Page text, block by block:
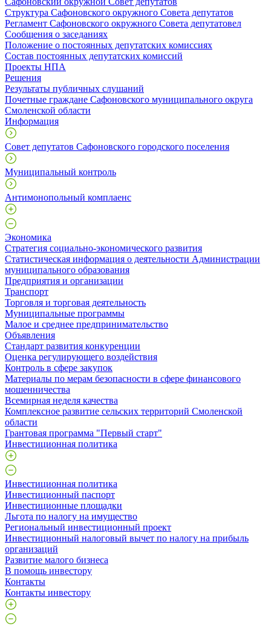
Структура Сафоновского окружного Совета депутатов
Регламент Сафоновского окружного Совета депутатовел
Сообщения о заседаниях
Положение о постоянных депутатских комиссиях
Состав постоянных депутатских комиссий
Проекты НПА
Решения
Результаты публичных слушаний
Почетные граждане Сафоновского муниципального округа
Смоленской области
Информация
Совет депутатов Сафоновского городского поселения
Муниципальный контроль
Антимонопольный комплаенс
Экономика
Стратегия социально-экономического развития
Статистическая информация о деятельности Администрации
муниципального образования
Предприятия и организации
Транспорт
Торговля и торговая деятельность
Муниципальные программы
Малое и среднее предпринимательство
Объявления
Стандарт развития конкуренции
Оценка регулирующего воздействия
Контроль в сфере закупок
Материалы по мерам безопасности в сфере финансового
мошенничества
Всемирная неделя качества
Комплексное развитие сельских территорий Смоленской
области
Грантовая программа "Первый старт"
Инвестиционная политика
Инвестиционная политика
Инвестиционный паспорт
Инвестиционные площадки
Льгота по налогу на имущество
Региональный инвестиционный проект
Инвестиционный налоговый вычет по налогу на прибыль
организаций
Развитие малого бизнеса
В помощь инвестору
Контакты
Контакты инвестору